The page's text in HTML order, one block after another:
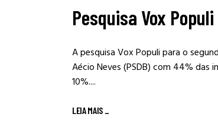
Pesquisa Vox
A pesquisa Vox Populi para o
Aécio Neves (PSDB) com 44% das
10%....
LEIA MAIS _